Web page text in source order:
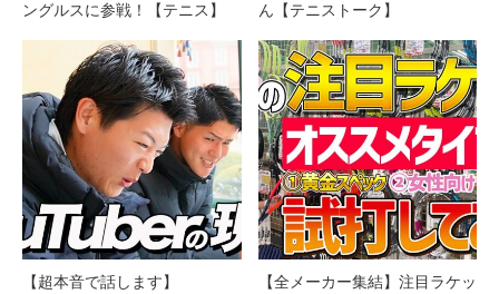
ングルスに参戦！【テニス】
ん【テニストーク】
【超本音で話します】
【全メーカー集結】注目ラケッ